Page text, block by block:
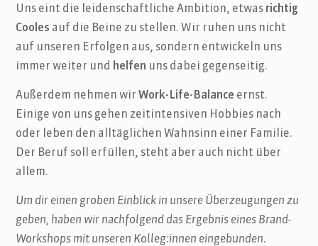
Uns eint die leidenschaftliche Ambition, etwas richtig
Cooles auf die Beine zu stellen. Wir ruhen uns nicht
auf unseren Erfolgen aus, sondern entwickeln uns
immer weiter und helfen uns dabei gegenseitig.
Außerdem nehmen wirWork-Life-Balance ernst.
Einige von uns gehen zeitintensiven Hobbies nach
oder leben den alltäglichen Wahnsinn einer Familie.
Der Beruf soll erfüllen, steht aber auch nicht über
allem.
Um dir einen groben Einblick in unsere Überzeugungen zu
geben, haben wir nachfolgend das Ergebnis eines Brand-
Workshops mit unseren Kolleg:innen eingebunden.